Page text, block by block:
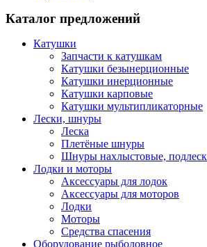
Каталог предложений
Катушки
Запчасти к катушкам
Катушки безынерционные
Катушки инерционные
Катушки карповые
Катушки мультипликаторные
Лески, шнуры
Леска
Плетёные шнуры
Шнуры нахлыстовые,
Лодки и моторы
Аксессуары для лодок
Аксессуары для моторов
Лодки
Моторы
Средства спасения
Оборудование рыболовное